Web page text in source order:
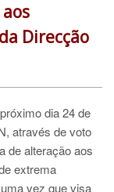
Direcção
dia 24 de
através de voto
de alteração aos
extrema
vez que visa